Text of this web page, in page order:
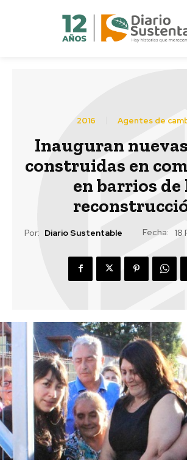
2016 Agentes de
Inauguran
construidas en
en barrios de
Por: Diario Sustentable Fecha: 18